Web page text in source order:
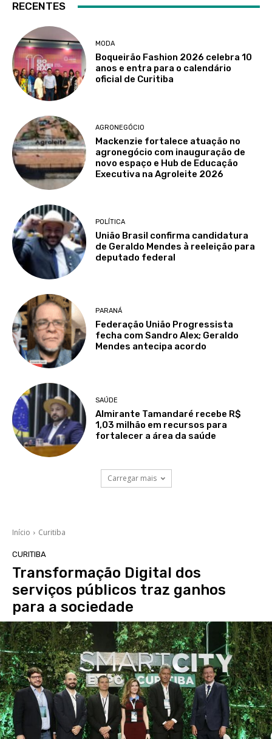
RECENTES
MODA
Boqueirão Fashion 2026 celebra 10
anos e entra para o calendário
oficial de Curitiba
AGRONEGÓCIO
Mackenzie fortalece atuação no
agronegócio com inauguração de
novo espaço e Hub de Educação
Executiva na Agroleite 2026
POLÍTICA
União Brasil confirma candidatura
de Geraldo Mendes à reeleição para
deputado federal
PARANÁ
Federação União Progressista
fecha com Sandro Alex; Geraldo
Mendes antecipa acordo
SAÚDE
Almirante Tamandaré recebe R$
1,03 milhão em recursos para
fortalecer a área da saúde
Carregar mais